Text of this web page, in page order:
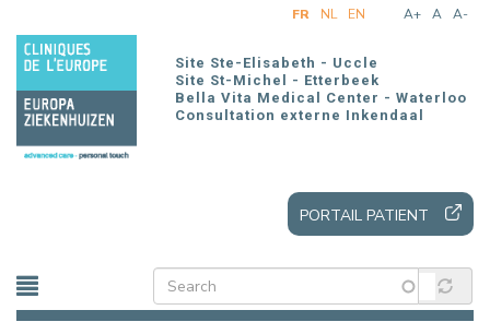
au
contenu
A+ A A-
FR NL EN
Site Ste-Elisabeth - Uccle
Site St-Michel - Etterbeek
Bella Vita Medical Center - Waterloo
Consultation externe Inkendaal
PORTAIL PATIENT